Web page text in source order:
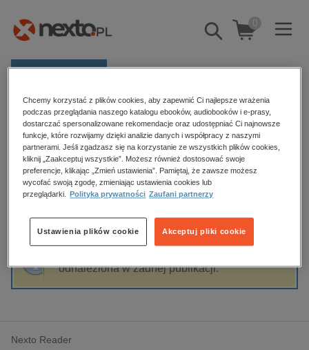
Pokaż/schowaj
wyszukiwarkę
0
Kategorie
Zobacz wszystkie E-prasa
budownictwo, aranżacja wnętrz
biznesowe, branżowe, gospodarka
dzienniki
edukacja
hobby, sport, rozrywka
komputery, internet, technologie, informatyka
polityka, społeczno-informacyjne
Strona główna Józef Okolski
Józef Okolski
Sortowanie Filtrowanie
odnaleziona w żadnej publikacji.
Nexto Reader
Chcemy korzystać z plików cookies, aby zapewnić Ci najlepsze wrażenia
podczas przeglądania naszego katalogu ebooków, audiobooków i e-prasy,
dostarczać spersonalizowane rekomendacje oraz udostępniać Ci najnowsze
funkcje, które rozwijamy dzięki analizie danych i współpracy z naszymi
partnerami. Jeśli zgadzasz się na korzystanie ze wszystkich plików cookies,
kliknij „Zaakceptuj wszystkie”. Możesz również dostosować swoje
preferencje, klikając „Zmień ustawienia”. Pamiętaj, że zawsze możesz
wycofać swoją zgodę, zmieniając ustawienia cookies lub
przeglądarki.
Polityka prywatności Zaufani partnerzy
Akceptuj pliki cookie
Ustawienia plików cookie